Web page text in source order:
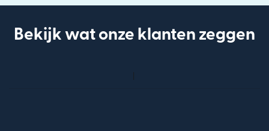
Bekijk wat onze klanten zeggen